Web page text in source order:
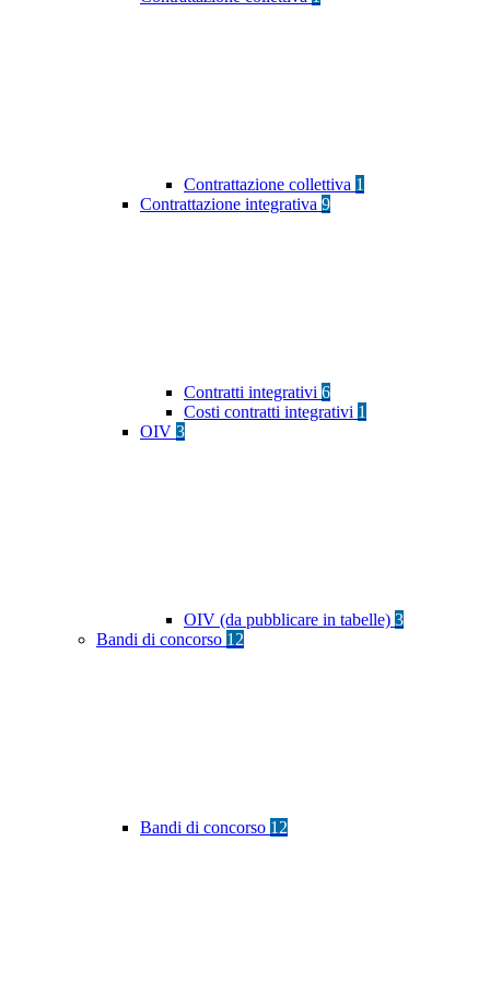
Contrattazione collettiva 1
Contrattazione integrativa 9
Contratti integrativi 6
Costi contratti integrativi 1
OIV 3
OIV (da pubblicare in tabelle) 3
Bandi di concorso 12
Bandi di concorso 12